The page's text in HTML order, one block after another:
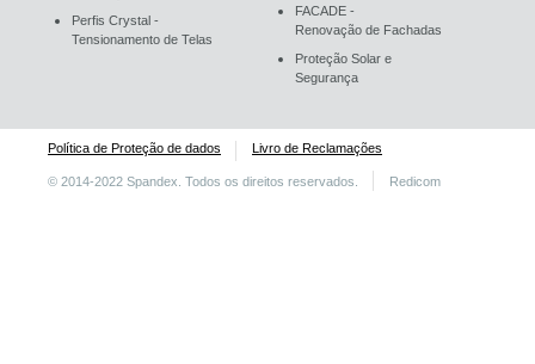
Perfis Crystal -
Tensionamento de Telas
FACADE -
Renovação de Fachadas
Proteção Solar e
Segurança
Política de Proteção de dados Livro de Reclamações
© 2014-2022 Spandex. Todos os direitos reservados. Redicom